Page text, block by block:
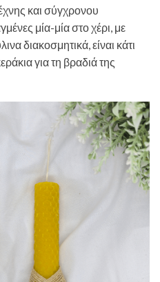
και σύγχρονου
μία-μία στο χέρι, με
διακοσμητικά, είναι κάτι
για τη βραδιά της